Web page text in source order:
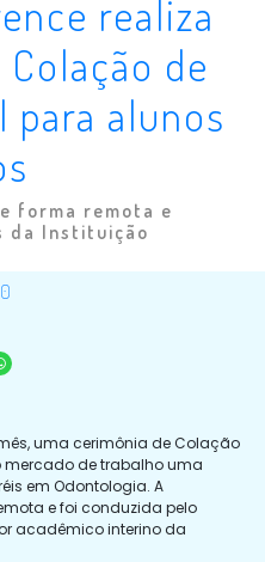
realiza
de
para alunos
forma remota e
da Instituição
uma cerimônia de Colação
mercado de trabalho uma
em Odontologia. A
e foi conduzida pelo
acadêmico interino da